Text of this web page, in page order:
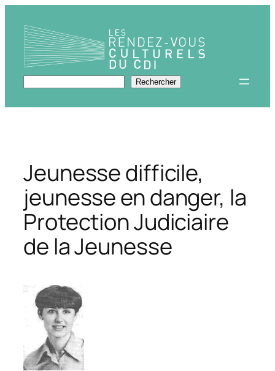
contenu
Rechercher Rechercher
Jeunesse difficile,
jeunesse en danger, la
Protection Judiciaire
de la Jeunesse